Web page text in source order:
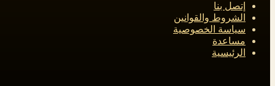
إتصل بنا
الشروط والقوانين
سياسة الخصوصية
مساعدة
الرئيسية